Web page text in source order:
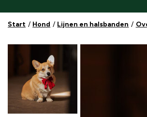
Start Hond Lijnen en halsbanden